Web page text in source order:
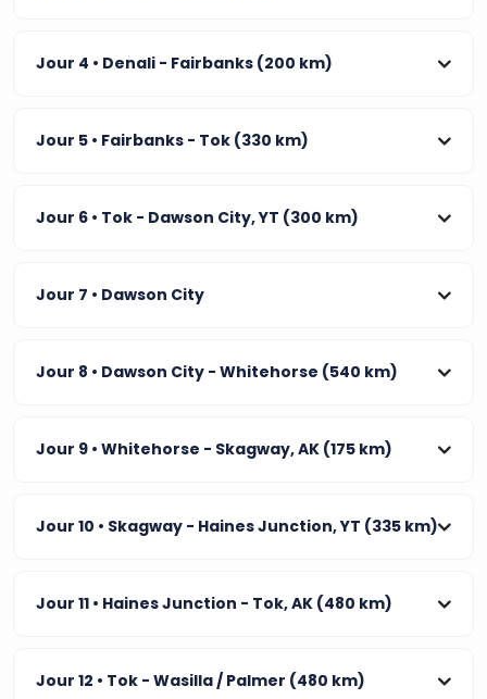
Jour 4 • Denali - Fairbanks (200 km)
Jour 5 • Fairbanks - Tok (330 km)
Jour 6 • Tok - Dawson City, YT (300 km)
Jour 7 • Dawson City
Jour 8 • Dawson City - Whitehorse (540 km)
Jour 9 • Whitehorse - Skagway, AK (175 km)
Jour 10 • Skagway - Haines Junction, YT (335 km)
Jour 11 • Haines Junction - Tok, AK (480 km)
Jour 12 • Tok - Wasilla / Palmer (480 km)